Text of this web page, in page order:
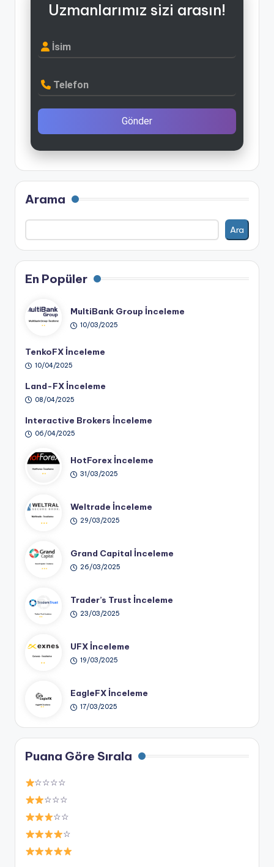
Uzmanlarımız sizi arasın!
İsim
Telefon
Gönder
Arama
Ara
En Popüler
MultiBank Group İnceleme
10/03/2025
TenkoFX İnceleme
10/04/2025
Land-FX İnceleme
08/04/2025
Interactive Brokers İnceleme
06/04/2025
HotForex İnceleme
31/03/2025
Weltrade İnceleme
29/03/2025
Grand Capital İnceleme
26/03/2025
Trader’s Trust İnceleme
23/03/2025
UFX İnceleme
19/03/2025
EagleFX İnceleme
17/03/2025
Puana Göre Sırala
☆☆☆☆
☆☆☆
☆☆
☆